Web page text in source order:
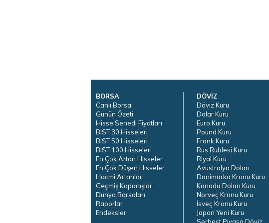
BORSA
Canlı Borsa
Günün Özeti
Hisse Senedi Fiyatları
BIST 30 Hisseleri
BIST 50 Hisseleri
BIST 100 Hisseleri
En Çok Artan Hisseler
En Çok Düşen Hisseler
Hacmi Artanlar
Geçmiş Kapanışlar
Dünya Borsaları
Raporlar
Endeksler
DÖVİZ
Döviz Kuru
Dolar Kuru
Euro Kuru
Pound Kuru
Frank Kuru
Rus Rublesi Kuru
Riyal Kuru
Avustralya Doları
Danimarka Kronu Kuru
Kanada Doları Kuru
Norveç Kronu Kuru
İsveç Kronu Kuru
Japon Yeni Kuru
Serbest Piyasa Döviz